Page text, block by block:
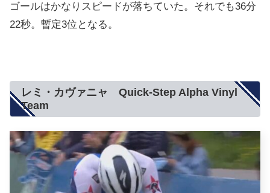
ゴールはかなりスピードが落ちていた。それでも36分
22秒。暫定3位となる。
レミ・カヴァニャ Quick-Step Alpha Vinyl
Team